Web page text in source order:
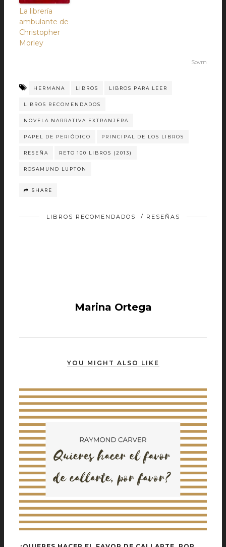
La librería
ambulante de
Christopher
Morley
Sovrn
HERMANA LIBROS LIBROS PARA LEER
LIBROS RECOMENDADOS
NOVELA NARRATIVA EXTRANJERA
PAPEL DE PERIÓDICO PRINCIPAL DE LOS LIBROS
RESEÑA RETO 100 LIBROS (2013)
ROSAMUND LUPTON
SHARE
LIBROS RECOMENDADOS / RESEÑAS
Marina Ortega
YOU MIGHT ALSO LIKE